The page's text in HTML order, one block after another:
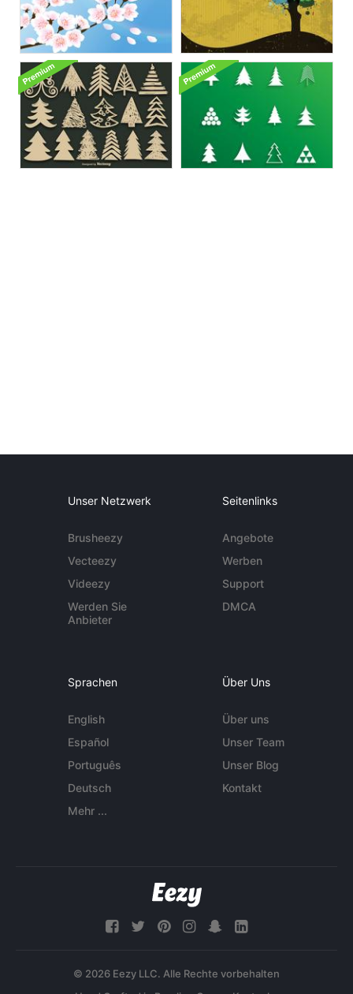
Unser Netzwerk
Brusheezy
Vecteezy
Videezy
Werden Sie
Anbieter
Seitenlinks
Angebote
Werben
Support
DMCA
Sprachen
English
Español
Português
Deutsch
Mehr ...
Über Uns
Über uns
Unser Team
Unser Blog
Kontakt
© 2026 Eezy LLC. Alle Rechte vorbehalten